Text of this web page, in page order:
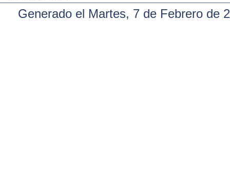
Generado el Martes, 7 de Febrero de